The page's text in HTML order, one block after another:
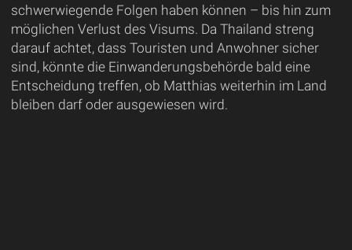
schwerwiegende Folgen haben können – bis hin zum
möglichen Verlust des Visums. Da Thailand streng
darauf achtet, dass Touristen und Anwohner sicher
sind, könnte die Einwanderungsbehörde bald eine
Entscheidung treffen, ob Matthias weiterhin im Land
bleiben darf oder ausgewiesen wird.